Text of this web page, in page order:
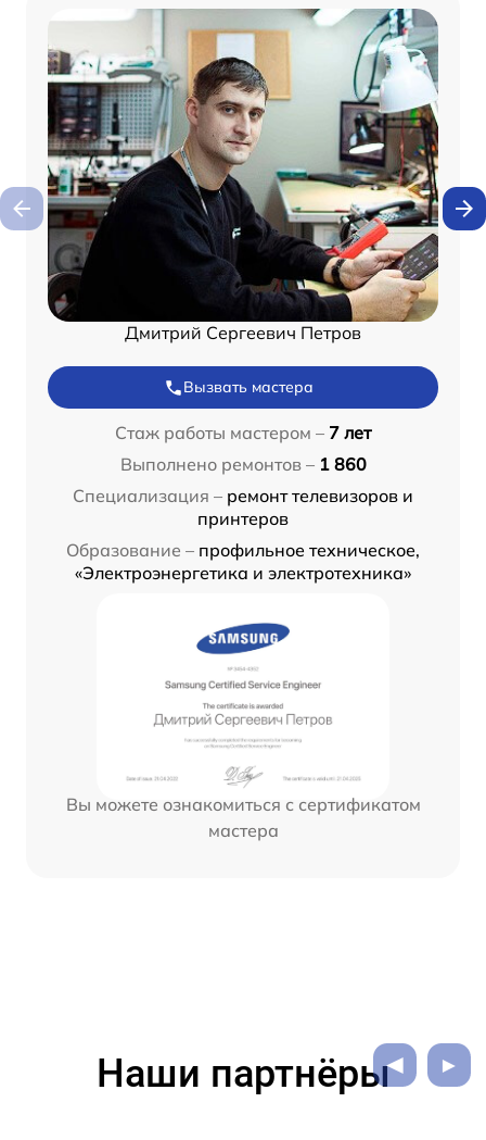
Дмитрий Сергеевич Петров
Вызвать мастера
Стаж работы мастером – 7 лет
Выполнено ремонтов – 1 860
Специализация – ремонт телевизоров и
принтеров
Образование – профильное техническое,
«Электроэнергетика и электротехника»
Вы можете ознакомиться с сертификатом
мастера
Наши партнёры